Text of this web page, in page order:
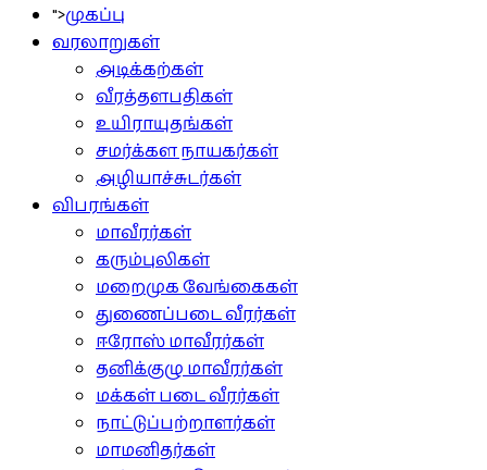
">முகப்பு
வரலாறுகள்
அடிக்கற்கள்
வீரத்தளபதிகள்
உயிராயுதங்கள்
சமர்க்கள நாயகர்கள்
அழியாச்சுடர்கள்
விபரங்கள்
மாவீரர்கள்
கரும்புலிகள்
மறைமுக வேங்கைகள்
துணைப்படை வீரர்கள்
ஈரோஸ் மாவீரர்கள்
தனிக்குழு மாவீரர்கள்
மக்கள் படை வீரர்கள்
நாட்டுப்பற்றாளர்கள்
மாமனிதர்கள்